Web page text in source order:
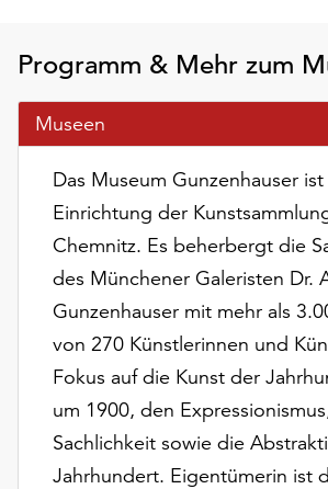
am
der
Seite
Schaltfläche
„Cookie-
Einstellungen“
Verfügung.
Funktionale
Cookies
werden
ohne
Einverständnis
Programm & Mehr zum
Museen
Das Museum Gunzenhauser
Einrichtung der
Chemnitz. Es beherbergt die
des Münchener Galeristen Dr.
Gunzenhauser mit mehr als
von 270 Künstlerinnen und
Fokus auf die Kunst der
um 1900, den
Sachlichkeit sowie die
Jahrhundert. Eigentümerin ist